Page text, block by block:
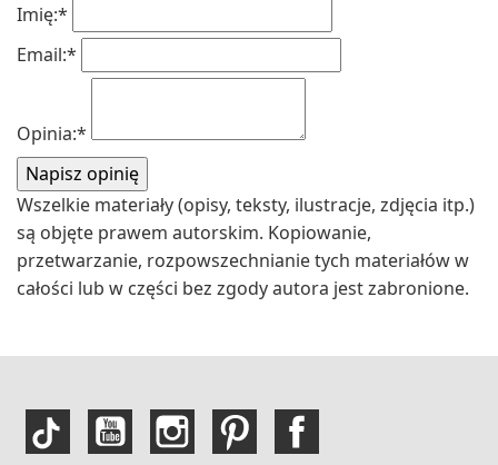
Imię:*
Email:*
Opinia:*
Wszelkie materiały (opisy, teksty, ilustracje, zdjęcia itp.)
są objęte prawem autorskim. Kopiowanie,
przetwarzanie, rozpowszechnianie tych materiałów w
całości lub w części bez zgody autora jest zabronione.